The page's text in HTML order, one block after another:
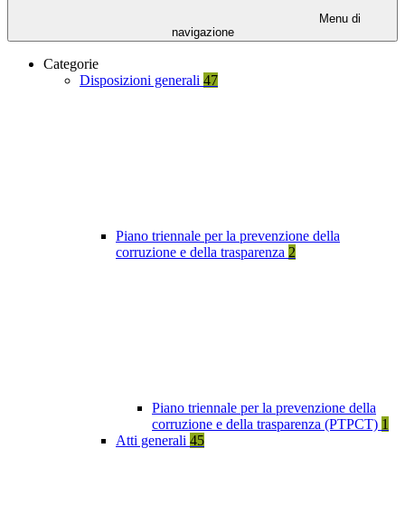
Menu di
navigazione
Categorie
Disposizioni generali 47
Piano triennale per la prevenzione della
corruzione e della trasparenza 2
Piano triennale per la prevenzione della
corruzione e della trasparenza (PTPCT) 1
Atti generali 45